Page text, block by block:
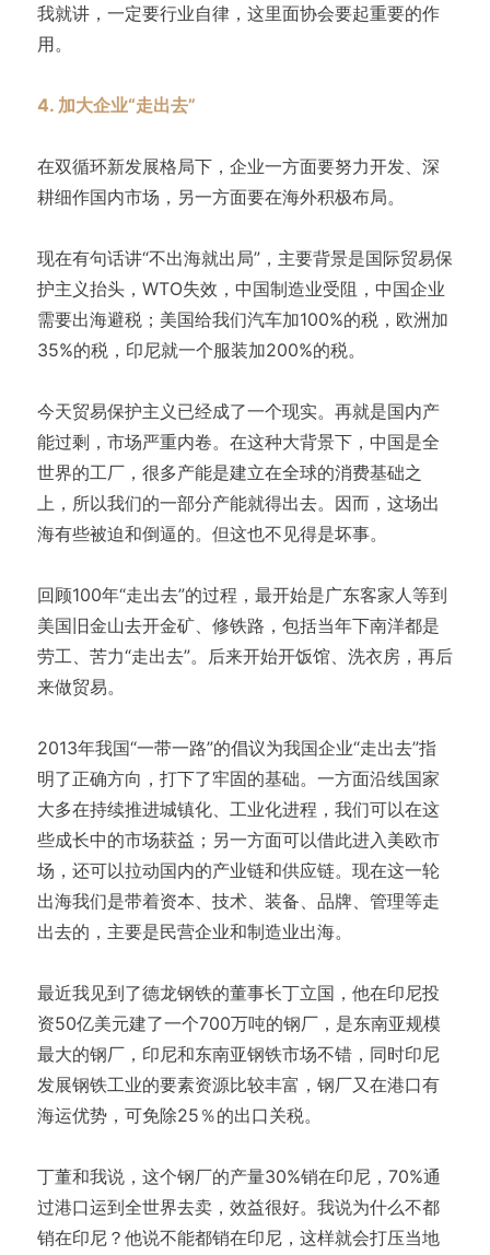
我就讲，一定要行业自律，这里面协会要起重要的作
用。
4. 加大企业“走出去”
在双循环新发展格局下，企业一方面要努力开发、深
耕细作国内市场，另一方面要在海外积极布局。
现在有句话讲“不出海就出局”，主要背景是国际贸易保
护主义抬头，WTO失效，中国制造业受阻，中国企业
需要出海避税；美国给我们汽车加100%的税，欧洲加
35%的税，印尼就一个服装加200%的税。
今天贸易保护主义已经成了一个现实。再就是国内产
能过剩，市场严重内卷。在这种大背景下，中国是全
世界的工厂，很多产能是建立在全球的消费基础之
上，所以我们的一部分产能就得出去。因而，这场出
海有些被迫和倒逼的。但这也不见得是坏事。
回顾100年“走出去”的过程，最开始是广东客家人等到
美国旧金山去开金矿、修铁路，包括当年下南洋都是
劳工、苦力“走出去”。后来开始开饭馆、洗衣房，再后
来做贸易。
2013年我国“一带一路”的倡议为我国企业“走出去”指
明了正确方向，打下了牢固的基础。一方面沿线国家
大多在持续推进城镇化、工业化进程，我们可以在这
些成长中的市场获益；另一方面可以借此进入美欧市
场，还可以拉动国内的产业链和供应链。现在这一轮
出海我们是带着资本、技术、装备、品牌、管理等走
出去的，主要是民营企业和制造业出海。
最近我见到了德龙钢铁的董事长丁立国，他在印尼投
资50亿美元建了一个700万吨的钢厂，是东南亚规模
最大的钢厂，印尼和东南亚钢铁市场不错，同时印尼
发展钢铁工业的要素资源比较丰富，钢厂又在港口有
海运优势，可免除25％的出口关税。
丁董和我说，这个钢厂的产量30%销在印尼，70%通
过港口运到全世界去卖，效益很好。我说为什么不都
销在印尼？他说不能都销在印尼，这样就会打压当地